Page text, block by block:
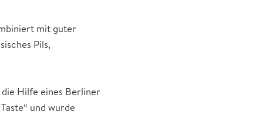
mit guter
Pils,
die Hilfe eines Berliner
und wurde